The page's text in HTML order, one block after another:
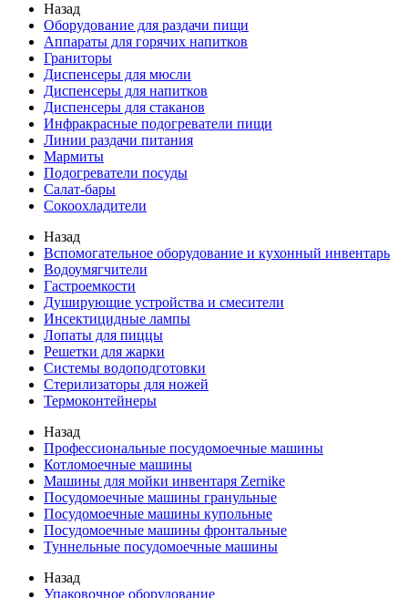
Назад
Оборудование для раздачи пищи
Аппараты для горячих напитков
Граниторы
Диспенсеры для мюсли
Диспенсеры для напитков
Диспенсеры для стаканов
Инфракрасные подогреватели пищи
Линии раздачи питания
Мармиты
Подогреватели посуды
Салат-бары
Сокоохладители
Назад
Вспомогательное оборудование и кухонный инвентарь
Водоумягчители
Гастроемкости
Душирующие устройства и смесители
Инсектицидные лампы
Лопаты для пиццы
Решетки для жарки
Системы водоподготовки
Стерилизаторы для ножей
Термоконтейнеры
Назад
Профессиональные посудомоечные машины
Котломоечные машины
Машины для мойки инвентаря Zernike
Посудомоечные машины гранульные
Посудомоечные машины купольные
Посудомоечные машины фронтальные
Туннельные посудомоечные машины
Назад
Упаковочное оборудование